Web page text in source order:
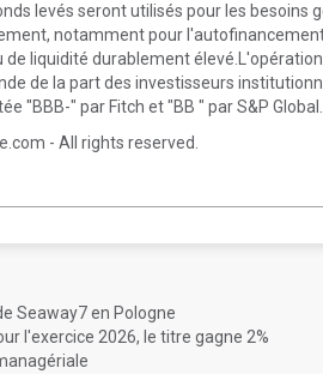
levés seront utilisés pour les besoins
notamment pour
liquidité durablement
de la part des investisseurs
"BBB-" par Fitch et "BB " par S&P Global.
- All rights reserved.
Seaway7 en Pologne
l'exercice 2026, le titre gagne 2%